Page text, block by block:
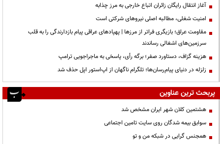
آغاز انتقال رایگان زائران اتباع خارجی به مرز چذابه
‌امنیت شغلی، مطالبه اصلی نیروهای شرکتی است
مقاومت عراق؛ بازیگری فراتر از مرزها | پهپادهای عراقی پیام بازدارندگی را به قلب
سرزمین‌های اشغالی رساندند
هزینه گزاف، دستاورد صفر؛ برگه رأی، پاسخی به ماجراجویی ترامپ
زلزله در دنیای پیام‌رسان‌ها؛ تلگرام ناگهان از اپ‌استور اپل حذف شد
پربحث ترین عناوین
هشتمین کلان شهر ایران مشخص شد
سوابق بیمه شدگان روی سایت تامین اجتماعی
همجنس گرایی در شبکه من و تو